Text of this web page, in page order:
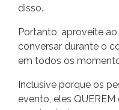
disso.
Portanto, aproveite
conversar durante o
em todos os
Inclusive porque os
evento, eles